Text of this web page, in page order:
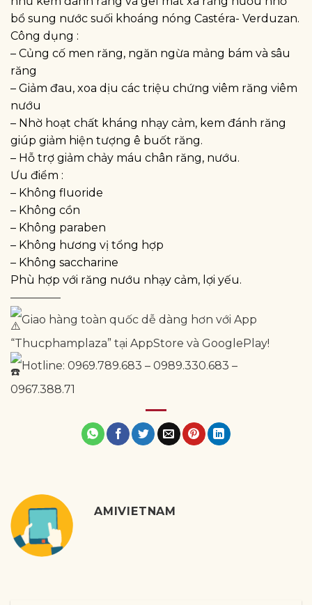
bổ sung nước suối khoáng nóng Castéra- Verduzan.
Công dụng :
– Củng cố men răng, ngăn ngừa mảng bám và sâu
răng
– Giảm đau, xoa dịu các triệu chứng viêm răng viêm
nướu
– Nhờ hoạt chất kháng nhạy cảm, kem đánh răng
giúp giảm hiện tượng ê buốt răng.
– Hỗ trợ giảm chảy máu chân răng, nướu.
Ưu điểm :
– Không fluoride
– Không cồn
– Không paraben
– Không hương vị tổng hợp
– Không saccharine
Phù hợp với răng nướu nhạy cảm, lợi yếu.
————–
Giao hàng toàn quốc dễ dàng hơn với App
“Thucphamplaza” tại AppStore và GooglePlay!
Hotline: 0969.789.683 – 0989.330.683 –
0967.388.71
AMIVIETNAM